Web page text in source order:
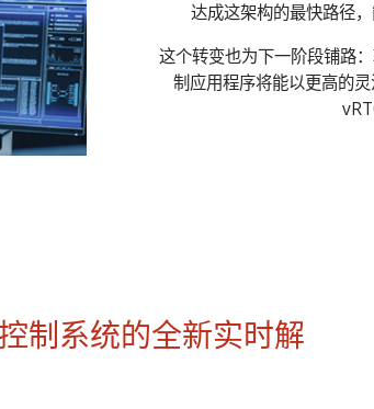
达成这架构的最快路径
这个转变也为下一阶段铺路
制应用程序将能以更高的
制系统的全新实时解